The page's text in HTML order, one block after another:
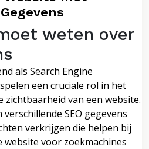
weten over
als Search Engine
een cruciale rol in het
van een website.
SEO gegevens
verkrijgen die helpen bij
voor zoekmachines